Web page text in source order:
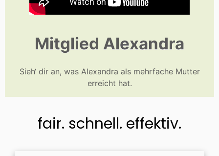
Mitglied Alexandra
Sieh‘ dir an, was Alexandra als mehrfache Mutter
erreicht hat.
fair. schnell. effektiv.